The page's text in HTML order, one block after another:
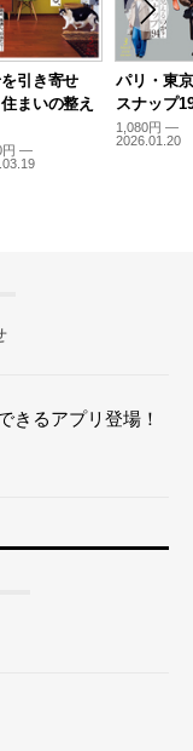
引き寄せ
まいの整え
円 —
パリ・東
スナップ
1,080円 —
2026.01.20
きるアプリ登場！